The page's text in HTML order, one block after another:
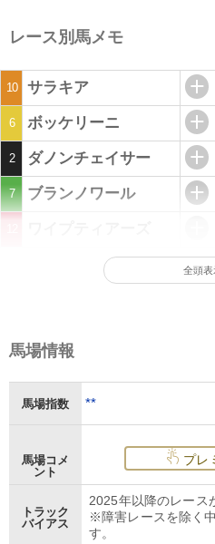
レース別馬メモ
10 サラキア
6 ボッケリーニ
2 ダノンチェイサー
7 ブランノワール
全頭表
馬場情報
馬場指数 **
馬場コメ
ント
プレ
トラック
バイアス
2025年以降のレース
※障害レースを除く
す。